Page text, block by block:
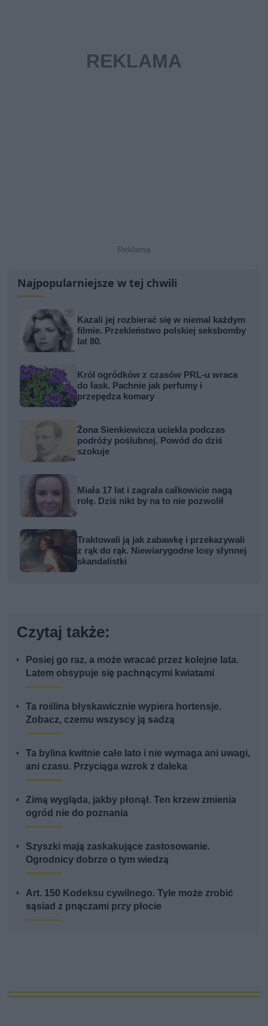
Najpopularniejsze w tej chwili
Kazali jej rozbierać się w niemal każdym
filmie. Przekleństwo polskiej seksbomby
lat 80.
Król ogródków z czasów PRL-u wraca
do łask. Pachnie jak perfumy i
przepędza komary
Żona Sienkiewicza uciekła podczas
podróży poślubnej. Powód do dziś
szokuje
Miała 17 lat i zagrała całkowicie nagą
rolę. Dziś nikt by na to nie pozwolił
Traktowali ją jak zabawkę i przekazywali
z rąk do rąk. Niewiarygodne losy słynnej
skandalistki
Czytaj także:
Posiej go raz, a może wracać przez kolejne lata.
Latem obsypuje się pachnącymi kwiatami
Ta roślina błyskawicznie wypiera hortensje.
Zobacz, czemu wszyscy ją sadzą
Ta bylina kwitnie całe lato i nie wymaga ani uwagi,
ani czasu. Przyciąga wzrok z daleka
Zimą wygląda, jakby płonął. Ten krzew zmienia
ogród nie do poznania
Szyszki mają zaskakujące zastosowanie.
Ogrodnicy dobrze o tym wiedzą
Art. 150 Kodeksu cywilnego. Tyle może zrobić
sąsiad z pnączami przy płocie